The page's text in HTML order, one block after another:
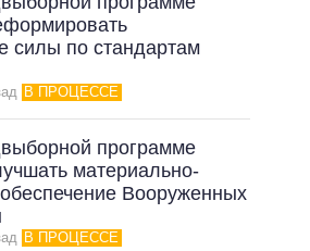
силы по стандартам
В ПРОЦЕССЕ
программе
материально-
Вооруженных
В ПРОЦЕССЕ